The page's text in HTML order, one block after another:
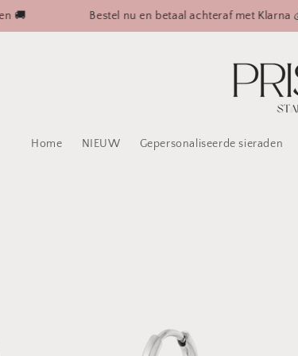
Bestel nu en betaal achteraf met Klarna 💰
Home NIEUW Gepersonaliseerde sieraden